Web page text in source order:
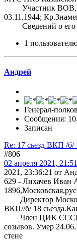
Участник ВОВ,
03.11.1944;
Сведений о его
1
Андрей
Генерал-
Сообщения:
Записан
Re: 17 сьезд ВКП /б/
#806
02 апреля 2021,
2021, 23:36:21 от
629 - Лихачев Иван
Директор
ВКП//б/ 18
Член ЦИК СССР 7
созывов. Умер
стене